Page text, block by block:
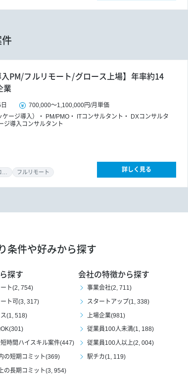
入PM/フルリモート/グロース上場】年率約14
業
700,000～1,100,000円/月単価
ージ導入）
PM/PMO ITコンサルタント
DXコンサルタ
ジ導入コンサルタント
フルリモート 詳しく見る
条件や好みから探す
探す
ト(2, 754)
ト可(3, 317)
(1, 518)
時間ハイスキル案件(447)
の短期コミット(369)
の長期コミット(3, 954)
会社の特徴から探す
事業会社(2, 711)
スタートアップ(1, 338)
上場企業(981)
従業員100人未満(1, 188)
従業員100人以上(2, 004)
駅チカ(1, 119)